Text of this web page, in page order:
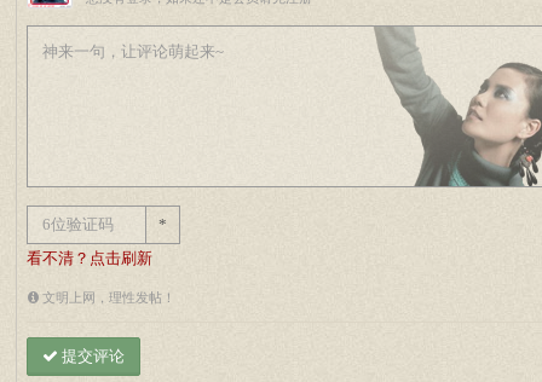
*
看不清？点击刷新
文明上网，理性发帖！
提交评论